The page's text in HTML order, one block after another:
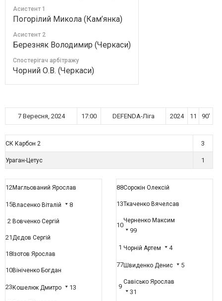
Асистент 1
Погорілий Микола (Кам’янка)
Асистент 2
Березняк Володимир (Черкаси)
Спостерігач арбітражу
Чорний О.В. (Черкаси)
7 Вересня, 2024 17:00 DEFENDA-Ліга 2024 11 90'
СК Карбон 2 3
Ураган-Цетус 1
12Магльований Ярослав
15Власенко Віталій 8
2 Вовченко Сергій
21Дєдов Сергій
18 Ізотов Ярослав
10Вініченко Богдан
23 Кошелюк Дмитро 13
88Сорокін Олексій
13Ткаченко Вячелсав
10
Черненко Максим
99
1 Чорній Артем 4
77Швиденко Денис 5
9
Савісько Ярослав
31